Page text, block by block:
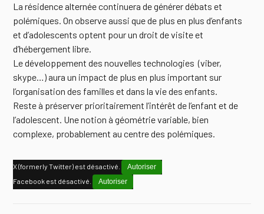
La résidence alternée continuera de générer débats et
polémiques. On observe aussi que de plus en plus d’enfants
et d’adolescents optent pour un droit de visite et
d’hébergement libre.
Le développement des nouvelles technologies (viber,
skype…) aura un impact de plus en plus important sur
l’organisation des familles et dans la vie des enfants.
Reste à préserver prioritairement l’intérêt de l’enfant et de
l’adolescent. Une notion à géométrie variable, bien
complexe, probablement au centre des polémiques.
X (formerly Twitter) est désactivé.
Autoriser
Facebook est désactivé.
Autoriser